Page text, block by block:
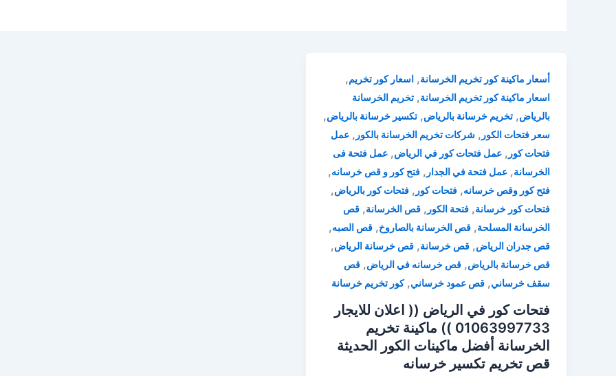
أسعار ماكينة كور تخريم الخرسانة, اسعار كور تخريم,
اسعار ماكينة كور تخريم الخرسانة, تخريم الخرسانة
بالرياض, تخريم خرسانة بالرياض, تكسير خرسانة بالرياض,
سعر فتحات الكور , شركات تخريم الخرسانة بالكور , عمل
فتحات كور , عمل فتحات كور في الرياض, عمل فتحة فى
الخرسانة, عمل فتحة في الجدار , فتح كور و قص خرسانه,
فتح كور وقص خرسانه, فتحات كور , فتحات كور بالرياض,
فتحات كور خرسانة, فتحة الكور , قص الخرسانة, قص
الخرسانة المسلحة, قص الخرسانة بالصاروخ, قص الصبه,
قص جدران الرياض, قص خرسانة, قص خرسانة الرياض,
قص خرسانة بالرياض, قص خرسانه في الرياض, قص
سقف خرساني, قص عمود خرساني,كور تخريم خرسانة
فتحات كور في الرياض (( اعلان للايجار
01063997733 )) ماكينة تخريم
الخرسانة أفضل ماكينات الكور الحديثة
قص تخريم تكسير خرسانه